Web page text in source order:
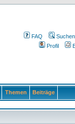
FAQ
Suchen
Profil
Themen Beiträge